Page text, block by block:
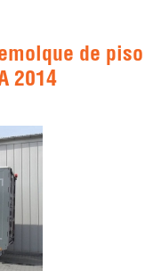
de piso
2014